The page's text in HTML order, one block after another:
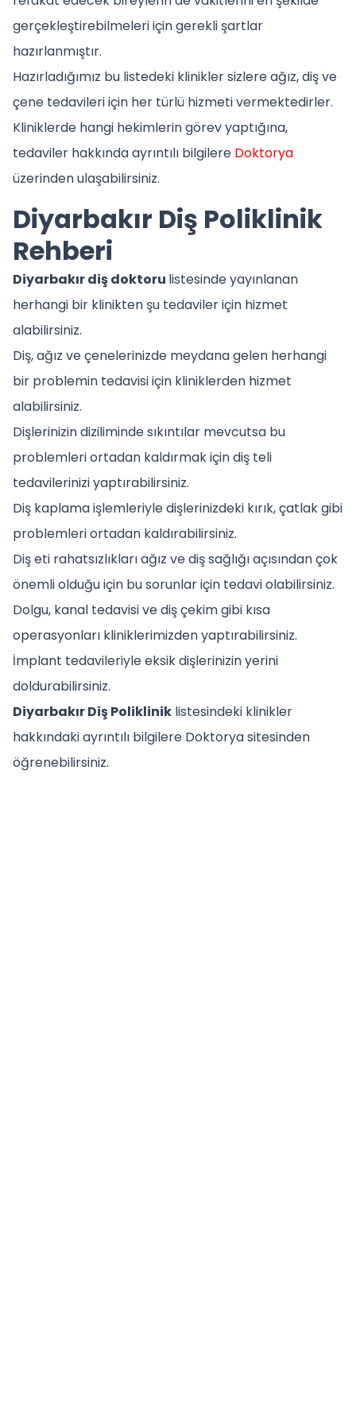
gerçekleştirebilmeleri için gerekli şartlar
hazırlanmıştır.
Hazırladığımız bu listedeki klinikler sizlere ağız, diş ve
çene tedavileri için her türlü hizmeti vermektedirler.
Kliniklerde hangi hekimlerin görev yaptığına,
tedaviler hakkında ayrıntılı bilgilere Doktorya
üzerinden ulaşabilirsiniz.
Diyarbakır Diş Poliklinik
Rehberi
Diyarbakır diş doktoru listesinde yayınlanan
herhangi bir klinikten şu tedaviler için hizmet
alabilirsiniz.
Diş, ağız ve çenelerinizde meydana gelen herhangi
bir problemin tedavisi için kliniklerden hizmet
alabilirsiniz.
Dişlerinizin diziliminde sıkıntılar mevcutsa bu
problemleri ortadan kaldırmak için diş teli
tedavilerinizi yaptırabilirsiniz.
Diş kaplama işlemleriyle dişlerinizdeki kırık, çatlak gibi
problemleri ortadan kaldırabilirsiniz.
Diş eti rahatsızlıkları ağız ve diş sağlığı açısından çok
önemli olduğu için bu sorunlar için tedavi olabilirsiniz.
Dolgu, kanal tedavisi ve diş çekim gibi kısa
operasyonları kliniklerimizden yaptırabilirsiniz.
İmplant tedavileriyle eksik dişlerinizin yerini
doldurabilirsiniz.
Diyarbakır Diş Poliklinik listesindeki klinikler
hakkındaki ayrıntılı bilgilere Doktorya sitesinden
öğrenebilirsiniz.